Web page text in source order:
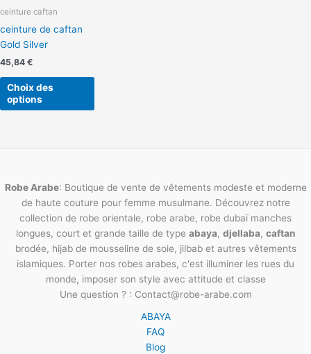
ceinture caftan
ceinture de caftan
Gold Silver
45,84 €
Choix des
options
page
produit
Robe Arabe: Boutique de vente de vêtements modeste et moderne
de haute couture pour femme musulmane. Découvrez notre
collection de robe orientale, robe arabe, robe dubaï manches
longues, court et grande taille de type abaya, djellaba, caftan
brodée, hijab de mousseline de soie, jilbab et autres vêtements
islamiques. Porter nos robes arabes, c'est illuminer les rues du
monde, imposer son style avec attitude et classe
Une question ? : Contact@robe-arabe.com
ABAYA
FAQ
Blog